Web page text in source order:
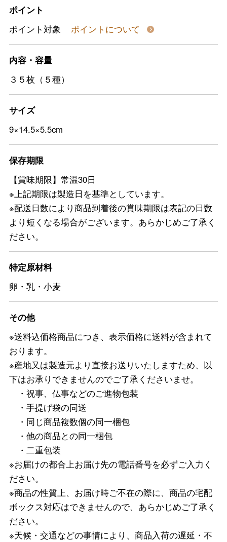
ポイント
ポイント対象
ポイントについて
内容・容量
３５枚（５種）
サイズ
9×14.5×5.5cm
保存期限
【賞味期限】常温30日
※上記期限は製造日を基準としています。
※配送日数により商品到着後の賞味期限は表記の日数
より短くなる場合がございます。あらかじめご了承く
ださい。
特定原材料
卵・乳・小麦
その他
※送料込価格商品につき、表示価格に送料が含まれて
おります。
※産地又は製造元より直接お送りいたしますため、以
下はお承りできませんのでご了承くださいませ。
・祝事、仏事などのご進物包装
・手提げ袋の同送
・同じ商品複数個の同一梱包
・他の商品との同一梱包
・二重包装
※お届けの都合上お届け先の電話番号を必ずご入力く
ださい。
※商品の性質上、お届け時ご不在の際に、商品の宅配
ボックス対応はできませんので、あらかじめご了承く
ださい。
※天候・交通などの事情により、商品入荷の遅延・不